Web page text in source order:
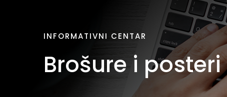
INFORMATIVNI CENTAR
Brošure i posteri